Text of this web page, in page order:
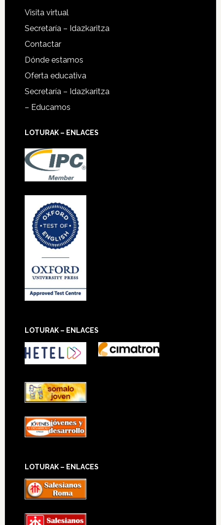
Visita virtual
Secretaría – Idazkaritza
Contactar
Dónde estamos
Oferta educativa
Secretaría – Idazkaritza
– Educamos
LOTURAK – ENLACES
LOTURAK – ENLACES
LOTURAK – ENLACES